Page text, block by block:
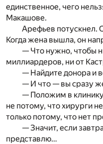
единственное, чего
Макашове.
Арефьев потускнел.
Когда жена вышла, он
— Что нужно, чтобы
миллиардеров, ни от
— Найдите донора и
— И что — вы сразу
— Положим в
не потому, что хирурги
только потому, что нет
— Значит, если
представлю…